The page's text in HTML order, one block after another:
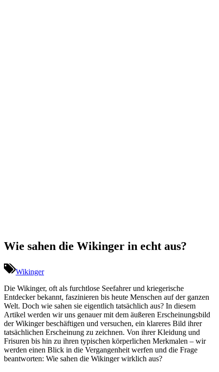
Wie sahen die Wikinger in echt aus?
Wikinger
Die Wikinger, oft als furchtlose Seefahrer und kriegerische
Entdecker bekannt, faszinieren bis heute Menschen auf der ganzen
Welt. Doch wie sahen sie eigentlich tatsächlich aus? In diesem
Artikel werden wir uns genauer mit dem äußeren Erscheinungsbild
der Wikinger beschäftigen und versuchen, ein klareres Bild ihrer
tatsächlichen Erscheinung zu zeichnen. Von ihrer Kleidung und
Frisuren bis hin zu ihren typischen körperlichen Merkmalen – wir
werden einen Blick in die Vergangenheit werfen und die Frage
beantworten: Wie sahen die Wikinger wirklich aus?